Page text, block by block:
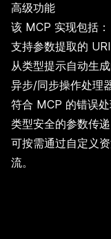
高级功能
该 MCP 实现包括：
支持参数提取的
从类型提示自动生
异步/同步操作处理
符合 MCP 的错误
类型安全的参数传递
可按需通过自定义
流。